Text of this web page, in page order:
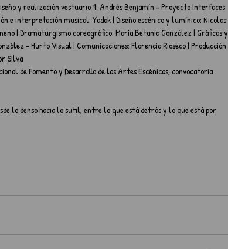
y realización vestuario 1: Andrés Benjamín - Proyecto Interfaces
e interpretación musical: Yadak | Diseño escénico y lumínico: Nicolas
| Dramaturgismo coreográfico: María Betania González | Gráficas y
- Hurto Visual | Comunicaciones: Florencia Rioseco | Producción
Silva
de Fomento y Desarrollo de las Artes Escénicas, convocatoria
lo denso hacia lo sutil, entre lo que está detrás y lo que está por